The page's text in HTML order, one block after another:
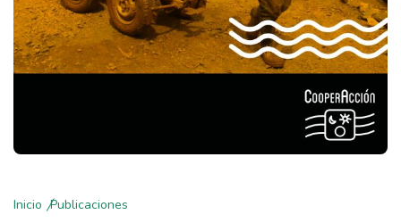
Inicio Publicaciones